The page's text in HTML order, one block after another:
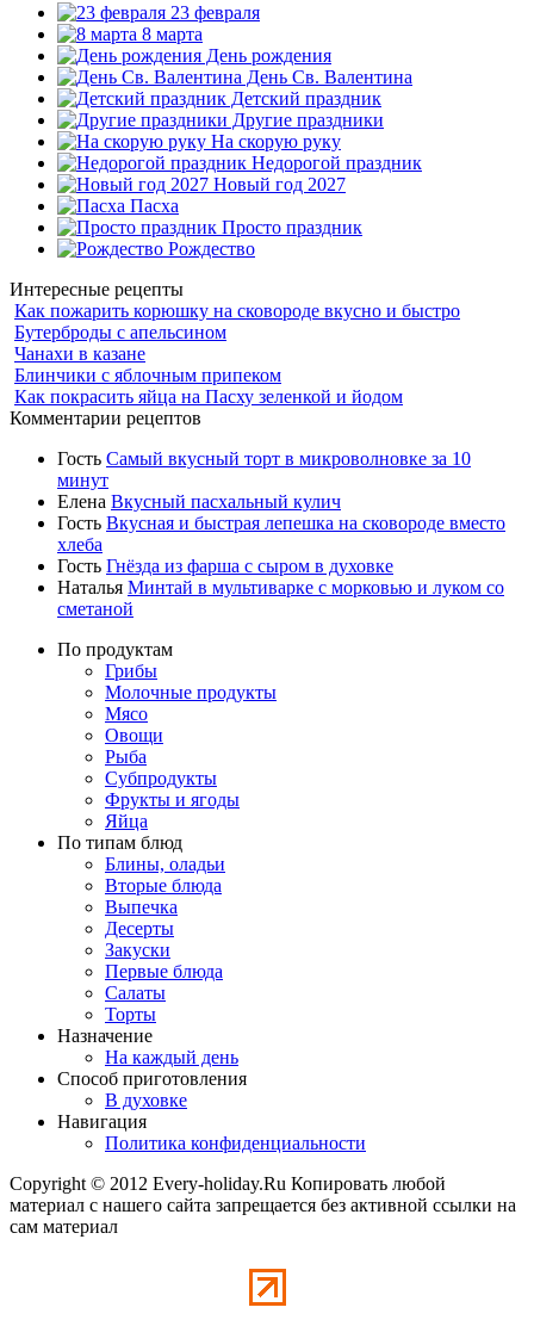
23 февраля
8 марта
День рождения
День Св. Валентина
Детский праздник
Другие праздники
На скорую руку
Недорогой праздник
Новый год 2027
Пасха
Просто праздник
Рождество
Интересные рецепты
Как пожарить корюшку на сковороде вкусно и быстро
Бутерброды с апельсином
Чанахи в казане
Блинчики с яблочным припеком
Как покрасить яйца на Пасху зеленкой и йодом
Комментарии рецептов
Гость Самый вкусный торт в микроволновке за 10
минут
Елена Вкусный пасхальный кулич
Гость Вкусная и быстрая лепешка на сковороде вместо
хлеба
Гость Гнёзда из фарша с сыром в духовке
Наталья Минтай в мультиварке с морковью и луком со
сметаной
По продуктам
Грибы
Молочные продукты
Мясо
Овощи
Рыба
Субпродукты
Фрукты и ягоды
Яйца
По типам блюд
Блины, оладьи
Вторые блюда
Выпечка
Десерты
Закуски
Первые блюда
Салаты
Торты
Назначение
На каждый день
Способ приготовления
В духовке
Навигация
Политика конфиденциальности
Copyright © 2012 Every-holiday.Ru Копировать любой
материал с нашего сайта запрещается без активной ссылки на
сам материал